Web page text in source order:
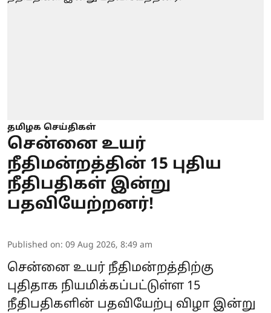
தமிழக செய்திகள்
சென்னை உயர்
நீதிமன்றத்தின் 15 புதிய
நீதிபதிகள் இன்று
பதவியேற்றனர்!
Published on: 09 Aug 2026, 8:49 am
சென்னை உயர் நீதிமன்றத்திற்கு
புதிதாக நியமிக்கப்பட்டுள்ள 15
நீதிபதிகளின் பதவியேற்பு விழா இன்று